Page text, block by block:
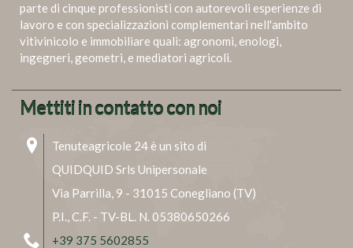
parte di cinque professionisti con autorevoli esperienze di
lavoro e con specializzazioni complementari nell'ambito
vitivinicolo e immobiliare quali: agronomi, enologi,
ingegneri, geometri, e mediatori agricoli.
Mettiti in contatto con noi
Tenuteagricole 24 è un sito di
QUIDQUID Srls Unipersonale
Via Parrilla, 9 - 31015 Conegliano (TV)
P.I., C.F. - TV-BL. N. 05380650266
+39 375 5602855